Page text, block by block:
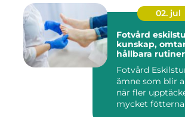
02. jul
Fotvård
kunskap,
hållbara rutiner
Fotvård
ämne som blir
när fler
mycket fötterna